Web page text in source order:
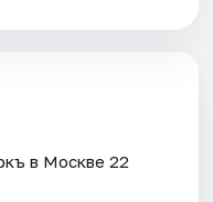
в Москве 22